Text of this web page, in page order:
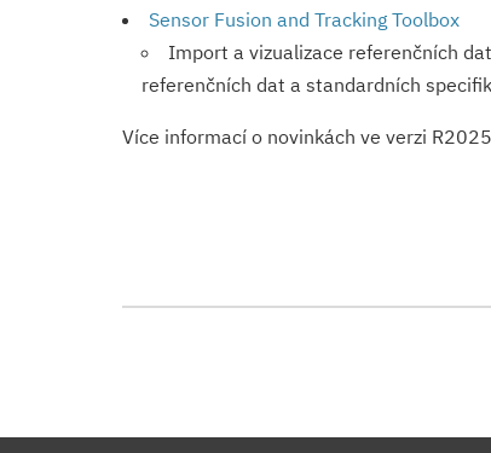
Sensor Fusion and Tracking Toolbox
Import a vizualizace referenčních
referenčních dat a standardních
Více informací o novinkách ve verzi